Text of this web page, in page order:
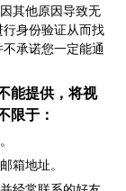
其他原因导致无
身份验证从而找
承诺您一定能通
能提供，将视
限于：
箱地址。